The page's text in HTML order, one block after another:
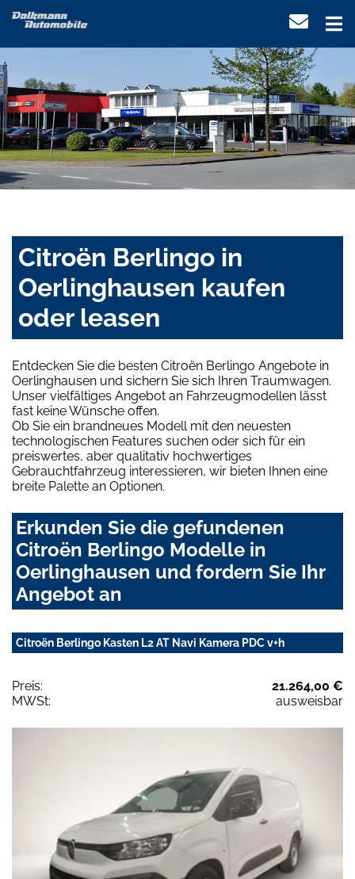
Citroën Berlingo in
Oerlinghausen kaufen
oder leasen
Entdecken Sie die besten Citroën Berlingo Angebote in
Oerlinghausen und sichern Sie sich Ihren Traumwagen.
Unser vielfältiges Angebot an Fahrzeugmodellen lässt
fast keine Wünsche offen.
Ob Sie ein brandneues Modell mit den neuesten
technologischen Features suchen oder sich für ein
preiswertes, aber qualitativ hochwertiges
Gebrauchtfahrzeug interessieren, wir bieten Ihnen eine
breite Palette an Optionen.
Erkunden Sie die gefundenen
Citroën Berlingo Modelle in
Oerlinghausen und fordern Sie Ihr
Angebot an
Citroën Berlingo Kasten L2 AT Navi Kamera PDC v+h
Preis:
21.264,00 €
MWSt:
ausweisbar